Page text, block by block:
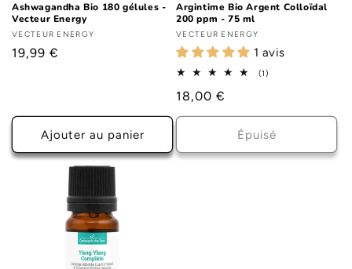
Ashwagandha Bio 180 gélules -
Vecteur Energy
Fournisseur :
VECTEUR ENERGY
Prix
19,99 €
Ajouter au panier
Argintime Bio Argent Colloïdal
200 ppm - 75 ml
Fournisseur :
VECTEUR ENERGY
1 avis
(1)
Prix
habituel
18,00 €
Épuisé